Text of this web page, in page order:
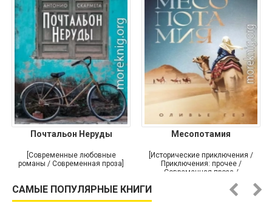
Почтальон Неруды
[Современные любовные
романы / Современная проза]
Месопотамия
[Исторические приключения /
Приключения: прочее /
Современная проза /
САМЫЕ ПОПУЛЯРНЫЕ КНИГИ